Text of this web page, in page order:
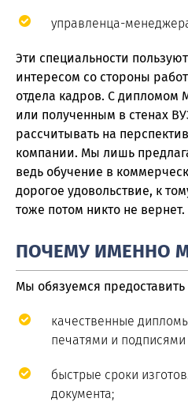
управленца-
Эти специальности
интересом со стороны
отдела кадров. С дипломом
или полученным в стенах
рассчитывать на
компании. Мы лишь
ведь обучение в
дорогое удовольствие, к
тоже потом никто не вернет.
ПОЧЕМУ ИМЕННО
Мы обязуемся
качественные
печатями и подписями
быстрые сроки
документа;